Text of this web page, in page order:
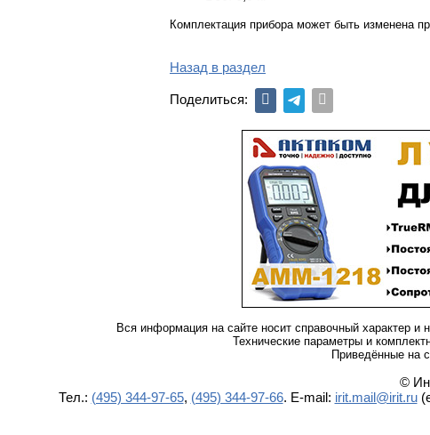
Комплектация прибора может быть изменена
Назад в раздел
Поделиться:
Вся информация на сайте носит справочный характер
Технические параметры и
Приведённые на
©
Тел.: (495) 344-97-65, (495) 344-97-66. E-mail: irit.mail@irit.ru